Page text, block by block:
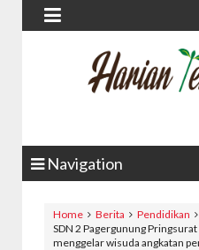

Navigation
Home Berita
Pendidikan
SDN 2 Pagergunung
menggelar wisuda angkatan